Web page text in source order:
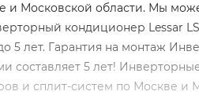
и Московской области. Мы
кондиционер Lessar
5 лет. Гарантия на монтаж
составляет 5 лет!
и сплит-систем по Москве